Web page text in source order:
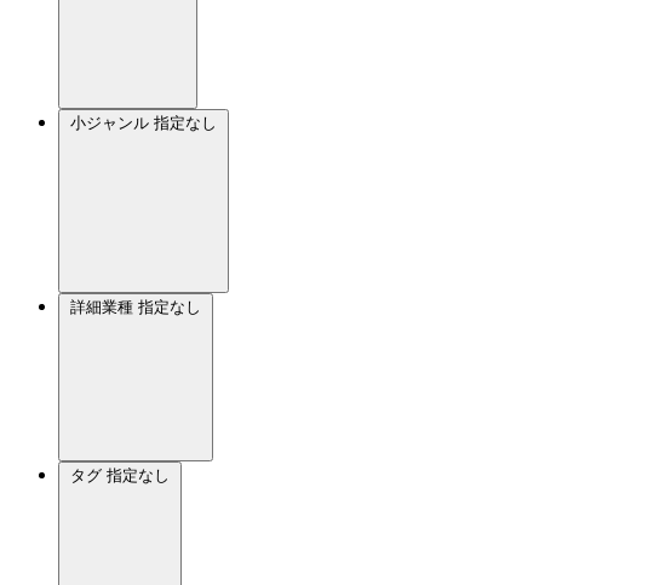
小ジャンル 指定なし
詳細業種 指定なし
タグ 指定なし